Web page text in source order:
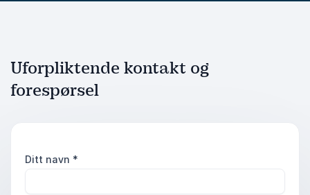
Uforpliktende kontakt og
forespørsel
Ditt navn *